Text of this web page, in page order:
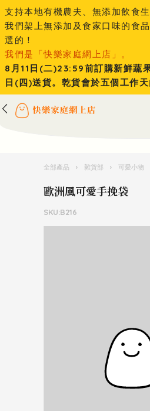
支持本地有機農夫、無添加飲食生
我們架上無添加及食家口味的食
選的！
我們是「快樂家庭網上店」。
8月11日(二)23:59前訂購新鮮蔬
日(四)送貨。乾貨會於五個工作天
全部產品 › 雜貨部 › 可愛小物
歐洲風可愛手挽袋
SKU:B216